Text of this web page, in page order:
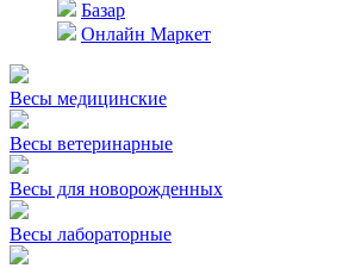
Базар
Онлайн Маркет
Весы медицинские
Весы ветеринарные
Весы для новорожденных
Весы лабораторные